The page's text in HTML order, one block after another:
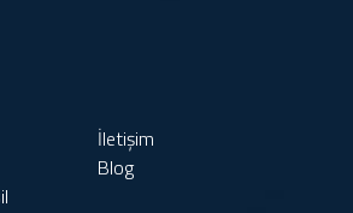
İletişim
Blog